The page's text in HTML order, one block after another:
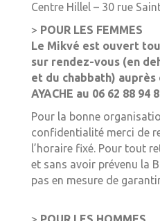
Centre Hillel – 30 rue
> POUR LES FEMMES
Le Mikvé est ouvert
sur rendez-vous (en
et du chabbath) auprès
AYACHE au 06 62 88 94
Pour la bonne
confidentialité merci de
l’horaire fixé. Pour tout
et sans avoir prévenu la
pas en mesure de